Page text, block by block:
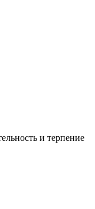
и терпение